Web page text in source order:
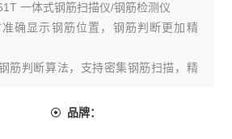
一体式钢筋扫描仪/钢筋检测仪
确显示钢筋位置，钢筋判断更加精
筋判断算法，支持密集钢筋扫描，精
可手动修正钢筋位置，进一步提高复
品牌：